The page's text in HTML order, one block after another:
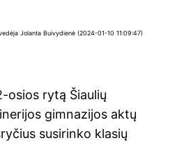
Jolanta Buivydienė (2024-01-10 11:09:47)
osios rytą Šiaulių
gimnazijos aktų
susirinko klasių